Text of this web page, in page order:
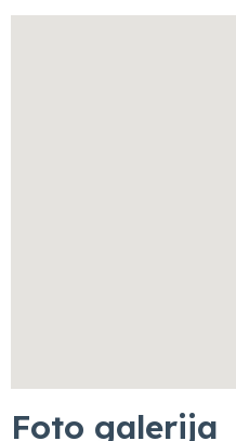
Foto galerija